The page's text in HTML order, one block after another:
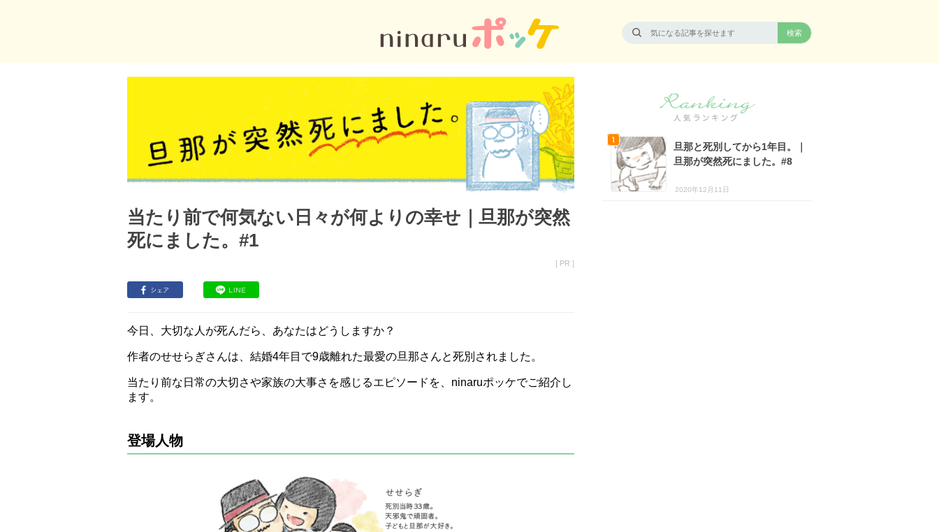
当たり前で何気ない日々が何よりの幸せ｜旦那が突然
死にました。#1
[ PR ]
今日、大切な人が死んだら、あなたはどうしますか？
作者のせせらぎさんは、結婚4年目で9歳離れた最愛の旦那さんと死別されました。
当たり前な日常の大切さや家族の大事さを感じるエピソードを、ninaruポッケでご紹介し
ます。
登場人物
旦那と死別してから1年目。｜
旦那が突然死にました。#8
2020年12月11日